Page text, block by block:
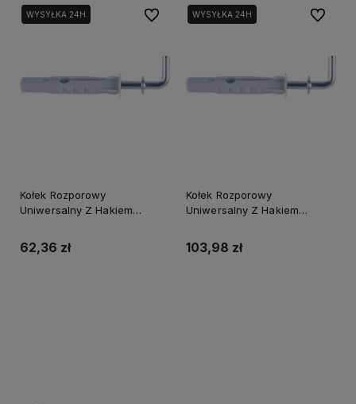
WYSYŁKA 24H
Kołek Rozporowy
Uniwersalny Z Hakiem
62,36 zł
Do ulubionychWYSYŁKA 24H
Kołek Rozporowy
Uniwersalny Z Hakiem
103,98 zł
Do